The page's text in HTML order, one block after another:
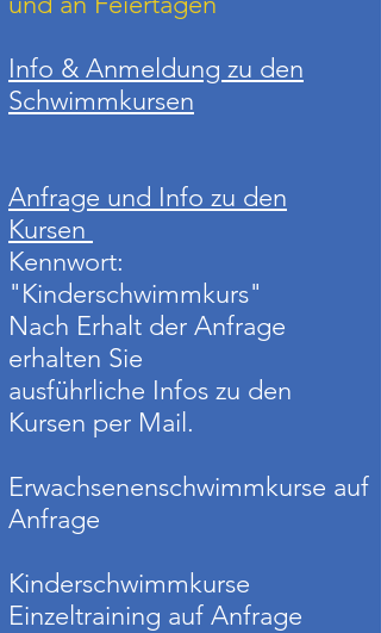
Info & Anmeldung zu den
Schwimmkursen
Anfrage und Info zu den
Kursen
Kennwort:
"Kinderschwimmkurs"
Nach Erhalt der Anfrage
erhalten Sie
ausführliche Infos zu den
Kursen per Mail.
Erwachsenenschwimmkurse auf
Anfrage
Kinderschwimmkurse
Einzeltraining auf Anfrage